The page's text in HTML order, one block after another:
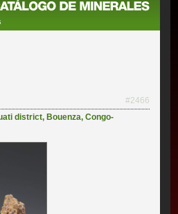
#2466
district,Bouenza,Congo-